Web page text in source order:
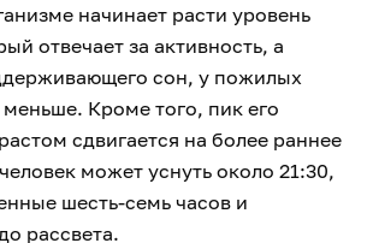
начинает расти уровень
отвечает за активность, а
сон, у пожилых
Кроме того, пик его
сдвигается на более раннее
может уснуть около 21:30,
шесть-семь часов и
рассвета.